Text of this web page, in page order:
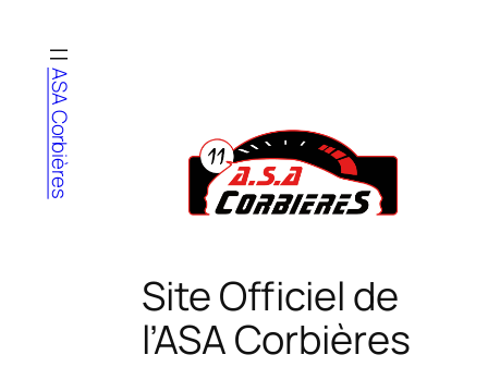
contenu
ASA Corbières
Site Officiel de
l’ASA Corbières